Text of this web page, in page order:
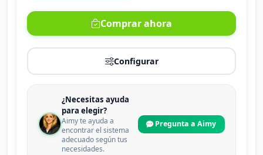
Comprar ahora
Configurar
¿Necesitas ayuda
para elegir?
Aimy te ayuda a
encontrar el sistema
adecuado según tus
necesidades.
Pregunta a Aimy